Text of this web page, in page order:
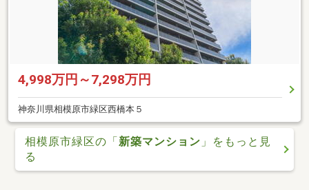
4,998万円～7,298万円
神奈川県相模原市緑区西橋本５
相模原市緑区の「新築マンション 」をもっと見
る